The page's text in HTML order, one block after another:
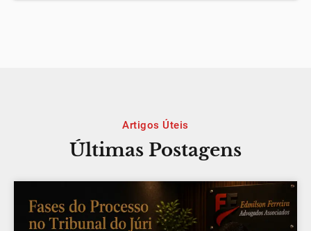
Artigos Úteis
Últimas Postagens